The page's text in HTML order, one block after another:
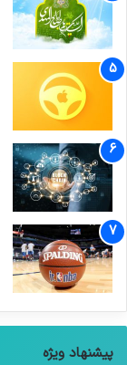
پیشنهاد ویژه